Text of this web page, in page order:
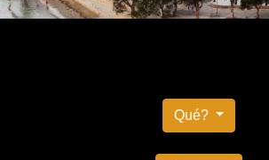
Qué?